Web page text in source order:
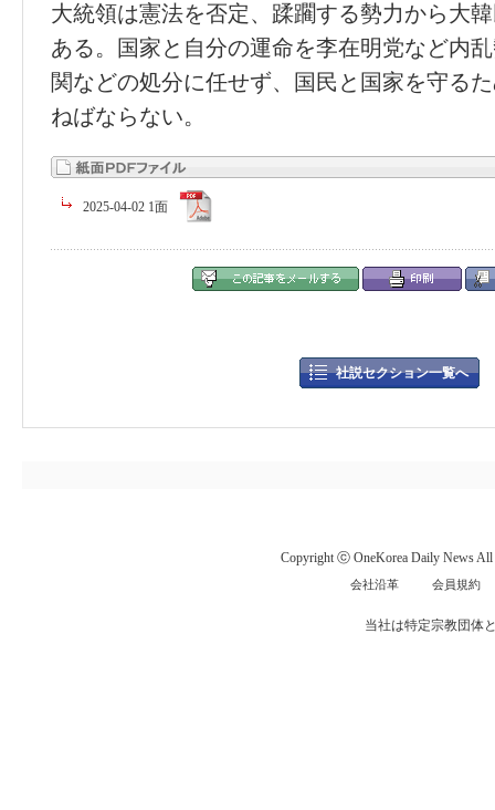
大統領は憲法を否定、蹂躙する勢力から大
ある。国家と自分の運命を李在明党など内
関などの処分に任せず、国民と国家を守る
ねばならない。
2025-04-02 1面
社説セクション一覧へ
Copyright ⓒ OneKorea Daily News All
会社沿革 会員規約
当社は特定宗教団体